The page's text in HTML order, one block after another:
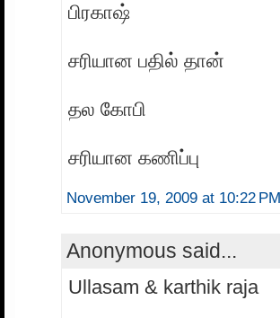
பிரகாஷ்
சரியான பதில் தான்
தல கோபி
சரியான கணிப்பு
November 19, 2009 at 10:22 PM
Anonymous said...
Ullasam & karthik raja